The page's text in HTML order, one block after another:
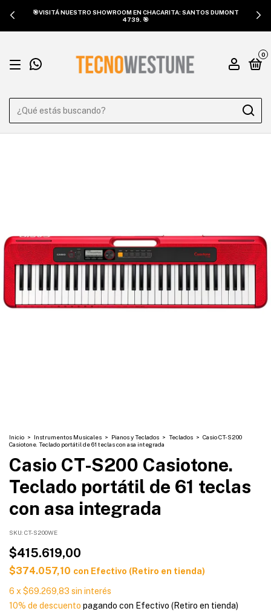
🎯VISITÁ NUESTRO SHOWROOM EN CHACARITA: SANTOS DUMONT
4739. 🎯
0
Inicio > Instrumentos Musicales > Pianos y Teclados > Teclados > Casio CT-S200
Casiotone. Teclado portátil de 61 teclas con asa integrada
Casio CT-S200 Casiotone.
Teclado portátil de 61 teclas
con asa integrada
SKU: CT-S200WE
$415.619,00
$374.057,10 con Efectivo (Retiro en tienda)
6 x $69.269,83 sin interés
10% de descuento pagando con Efectivo (Retiro en tienda)